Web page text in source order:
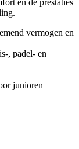
vermogen en
, padel- en
junioren